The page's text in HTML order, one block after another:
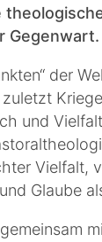
Gegenwart.
der
und
Vielfalt,
Glaube